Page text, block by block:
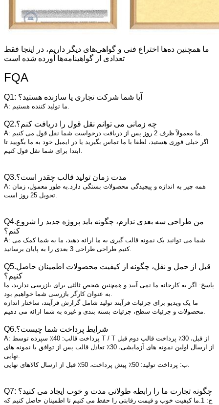
ما همچنین ده‌ها اختراع فنی و گواهی‌های دیگر داریم، در اینجا فقط
تعدادی از گواهینامه‌ها آورده شده است
FQA
Q1: آیا شما شرکت تجاری یا سازنده هستید؟
A: ما تولید کننده هستیم.
Q2.چه زمانی می توانم نقل قول را دریافت کنم؟
A: ما معمولاً ظرف 2 روز پس از دریافت درخواست شما نقل قول می کنیم.
اگر خیلی فوری هستید، لطفا با ما تماس بگیرید یا در ایمیل خود به ما بگویید تا
ابتدا برای شما نقل قول کنیم.
Q3.مدت زمان تولید قالب چقدر است؟
A: همه چیز به اندازه و پیچیدگی محصولات بستگی دارد.به طور معمول، زمان
تحویل 25 روز است.
Q4.من طراحی سه بعدی ندارم، چگونه باید پروژه جدید را شروع
کنم؟
A: شما می توانید یک نمونه قالب گیری به ما ارائه دهید، ما به شما کمک می
کنیم طراحی طراحی 3 بعدی را به پایان برسانید.
Q5.قبل از حمل و نقل، چگونه از کیفیت محصولات اطمینان حاصل
کنیم؟
پاسخ: اگر به کارخانه ما نمی آیید و همچنین شخص ثالثی برای بازرسی ندارید، ما
به عنوان کارگر بازرسی شما خواهیم بود.
ما یک ویدیو برای جزئیات فرآیند تولید شامل گزارش فرآیند، ساختار اندازه
محصولات و جزئیات سطح، جزئیات بسته بندی و غیره به شما ارائه می دهیم.
Q6.شرایط پرداخت شما چیست؟
A: پرداخت قالب: 40٪ سپرده توسط T / T از قبل، 30٪ پرداخت قالب دوم قبل
از ارسال اولین نمونه های آزمایشی، 30٪ تعادل قالب پس از توافق با نمونه های
نهایی.
ب: پرداخت تولید: 50٪ پیش پرداخت، 50٪ قبل از ارسال کالاهای نهایی.
Q7: چگونه تجارت ما را رابطه طولانی مدت و خوب ایجاد می کنید؟
ج: 1.ما کیفیت خوب و قیمت رقابتی را حفظ می کنیم تا اطمینان حاصل کنیم که